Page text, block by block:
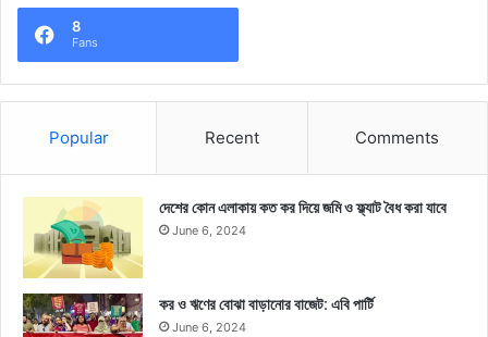
8
Fans
Popular Recent Comments
দেশের কোন এলাকায় কত কর দিয়ে জমি ও ফ্ল্যাট বৈধ করা যাবে
June 6, 2024
কর ও ঋণের বোঝা বাড়ানোর বাজেট: এবি পার্টি
June 6, 2024